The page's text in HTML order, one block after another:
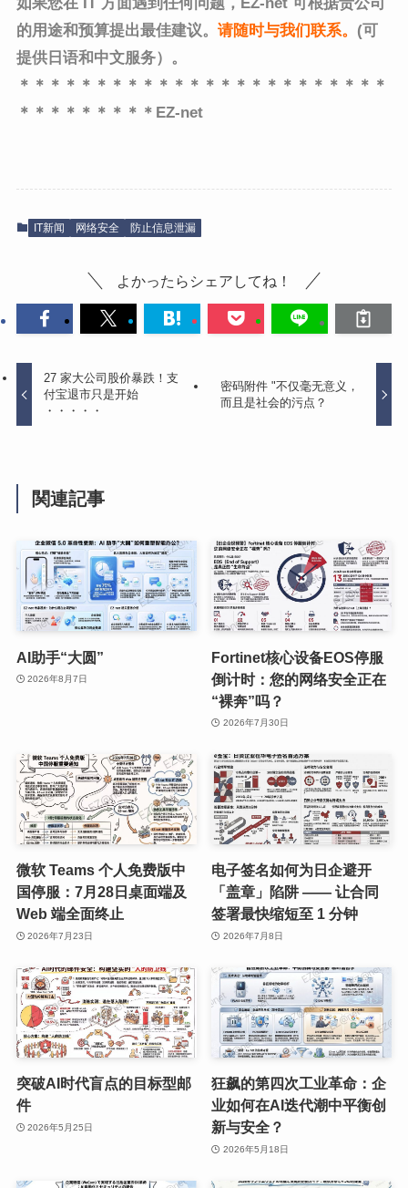
的用途和预算提出最佳建议。 请随时与我们联系。 (可
提供日语和中文服务）。
＊＊＊＊＊＊＊＊＊＊＊＊＊＊＊＊＊＊＊＊＊＊＊＊
＊＊＊＊＊＊＊＊＊EZ-net
IT新闻 网络安全 防止信息泄漏
よかったらシェアしてね！
27 家大公司股价暴跌！支
付宝退市只是开始
・・・・・
密码附件 "不仅毫无意义，
而且是社会的污点？
関連記事
AI助手“大圆”
2026年8月7日
Fortinet核心设备EOS停服
倒计时：您的网络安全正在
“裸奔”吗？
2026年7月30日
微软 Teams 个人免费版中
国停服：7月28日桌面端及
Web 端全面终止
2026年7月23日
电子签名如何为日企避开
「盖章」陷阱 —— 让合同
签署最快缩短至 1 分钟
2026年7月8日
突破AI时代盲点的目标型邮
件
2026年5月25日
狂飙的第四次工业革命：企
业如何在AI迭代潮中平衡创
新与安全？
2026年5月18日